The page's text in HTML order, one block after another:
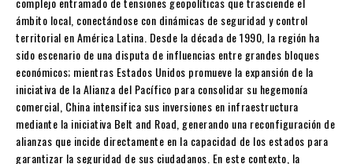
ámbito local, conectándose con dinámicas de seguridad y control
territorial en América Latina. Desde la década de 1990, la región ha
sido escenario de una disputa de influencias entre grandes bloques
económicos; mientras Estados Unidos promueve la expansión de la
iniciativa de la Alianza del Pacífico para consolidar su hegemonía
comercial, China intensifica sus inversiones en infraestructura
mediante la iniciativa Belt and Road, generando una reconfiguración de
alianzas que incide directamente en la capacidad de los estados para
garantizar la seguridad de sus ciudadanos. En este contexto, la